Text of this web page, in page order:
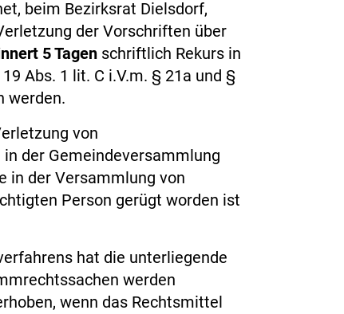
beim Bezirksrat Dielsdorf,
der Vorschriften über
5 Tagenschriftlich Rekurs in
Abs. 1 lit. C i.V.m. § 21a und §
werden.
von
der Gemeindeversammlung
in der Versammlung von
Person gerügt worden ist
hat die unterliegende
werden
wenn das Rechtsmittel